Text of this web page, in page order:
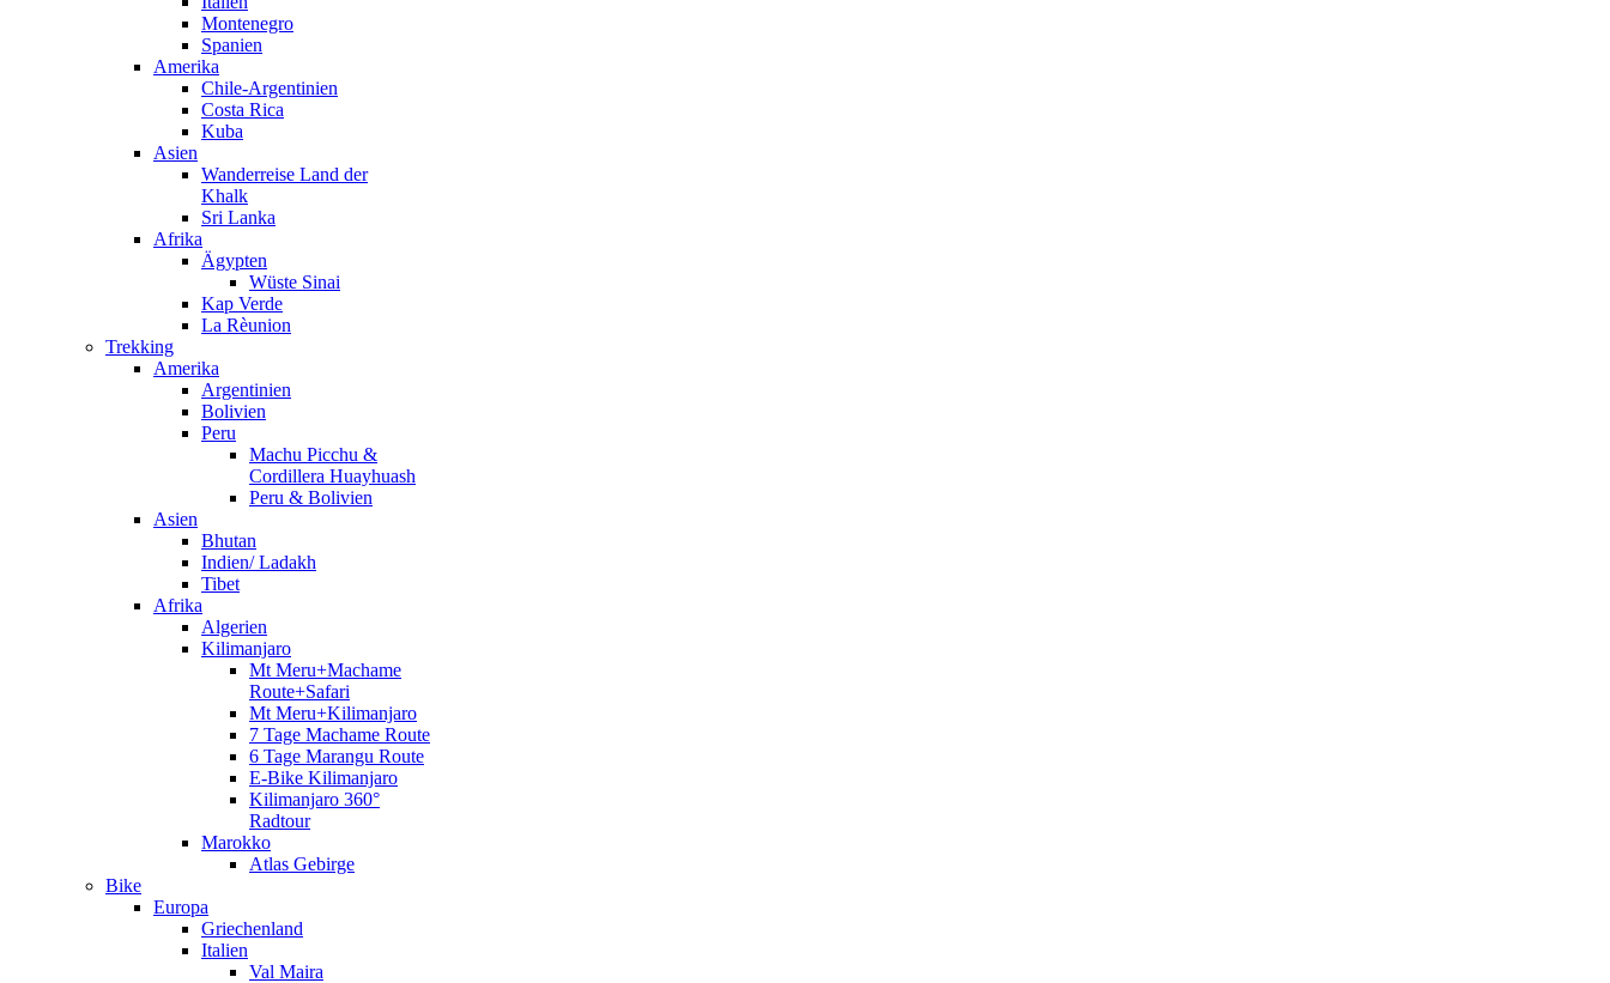
Montenegro
Spanien
Amerika
Chile-Argentinien
Costa Rica
Kuba
Asien
Wanderreise Land der
Khalk
Sri Lanka
Afrika
Ägypten
Wüste Sinai
Kap Verde
La Rèunion
Trekking
Amerika
Argentinien
Bolivien
Peru
Machu Picchu &
Cordillera Huayhuash
Peru & Bolivien
Asien
Bhutan
Indien/ Ladakh
Tibet
Afrika
Algerien
Kilimanjaro
Mt Meru+Machame
Route+Safari
Mt Meru+Kilimanjaro
7 Tage Machame Route
6 Tage Marangu Route
E-Bike Kilimanjaro
Kilimanjaro 360°
Radtour
Marokko
Atlas Gebirge
Bike
Europa
Griechenland
Italien
Val Maira